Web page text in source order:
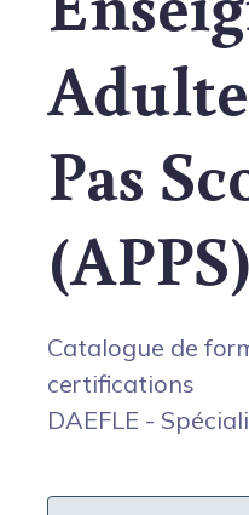
Pas
(APPS)
Catalogue de
certifications
DAEFLE -